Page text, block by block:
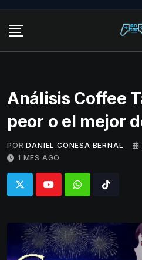
content
Análisis Coffee
peor o el mejor
POR DANIEL CONESA BERNAL
1 MES AGO
WhatsappTiktok